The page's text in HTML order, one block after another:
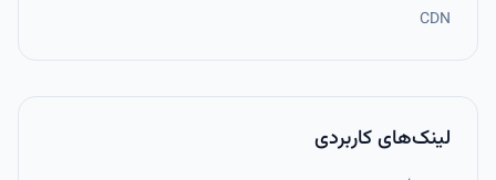
CDN
لینک‌های کاربردی